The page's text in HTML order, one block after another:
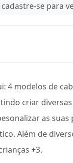
cadastre-se para
modelos de
criar
as
Além de
+3.